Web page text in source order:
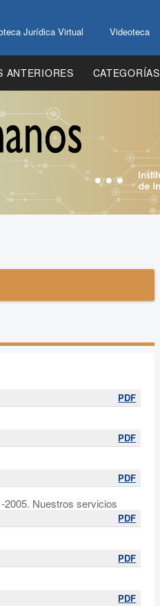
Jurídica Virtual Videoteca
ANTERIORES CATEGORÍAS
PDF
PDF
PDF
2005. Nuestros servicios
PDF
PDF
PDF